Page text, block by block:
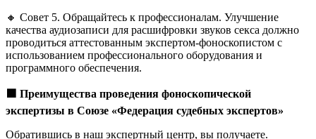
🔸 Совет 5. Обращайтесь к профессионалам. Улучшение
качества аудиозаписи для расшифровки звуков секса должно
проводиться аттестованным экспертом-фоноскопистом с
использованием профессионального оборудования и
программного обеспечения.
Преимущества проведения фоноскопической
экспертизы в Союзе «Федерация судебных экспертов»
Обратившись в наш экспертный центр, вы получаете.